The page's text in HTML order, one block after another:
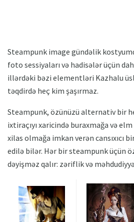
Steampunk image gündəlik
foto sessiyaları və hadisələr üçün
illərdəki bəzi elementləri Kazhalu
təqdirdə heç kim şaşırmaz.
Steampunk, özünüzü alternativ bir
ixtiraçıyı xaricində buraxmağa və
xilas olmağa imkan verən cansıxıcı
edilə bilər. Hər bir steampunk üçün
dəyişməz qalır: zəriflik və